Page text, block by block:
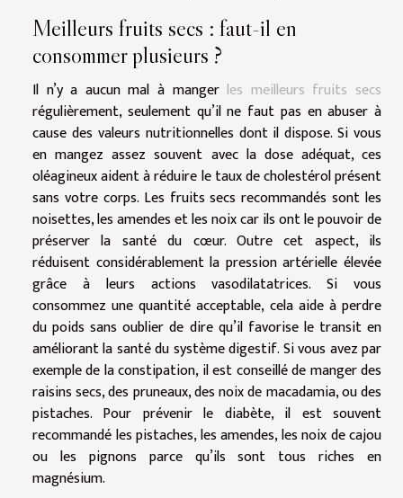
Meilleurs fruits secs : faut-il en
consommer plusieurs ?
Il n’y a aucun mal à manger les meilleurs fruits secs
régulièrement, seulement qu’il ne faut pas en abuser à
cause des valeurs nutritionnelles dont il dispose. Si vous
en mangez assez souvent avec la dose adéquat, ces
oléagineux aident à réduire le taux de cholestérol présent
sans votre corps. Les fruits secs recommandés sont les
noisettes, les amendes et les noix car ils ont le pouvoir de
préserver la santé du cœur. Outre cet aspect, ils
réduisent considérablement la pression artérielle élevée
grâce à leurs actions vasodilatatrices. Si vous
consommez une quantité acceptable, cela aide à perdre
du poids sans oublier de dire qu’il favorise le transit en
améliorant la santé du système digestif. Si vous avez par
exemple de la constipation, il est conseillé de manger des
raisins secs, des pruneaux, des noix de macadamia, ou des
pistaches. Pour prévenir le diabète, il est souvent
recommandé les pistaches, les amendes, les noix de cajou
ou les pignons parce qu’ils sont tous riches en
magnésium.